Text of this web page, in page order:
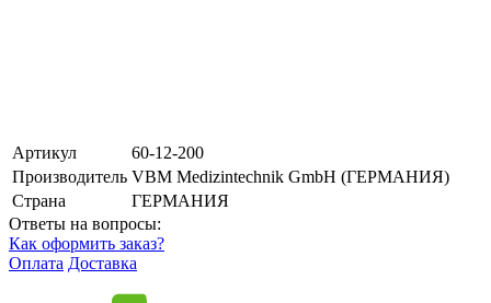
Артикул
60-12-200
Производитель VBM Medizintechnik GmbH (ГЕРМАНИЯ)
Страна
ГЕРМАНИЯ
Ответы на вопросы:
Как оформить заказ?
Оплата Доставка